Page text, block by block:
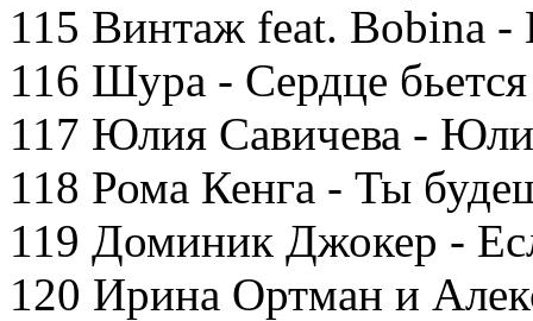
115 Винтаж feat. Bobina
116 Шура - Сердце бьется
117 Юлия Савичева -
118 Рома Кенга - Ты
119 Доминик Джокер -
120 Ирина Ортман и